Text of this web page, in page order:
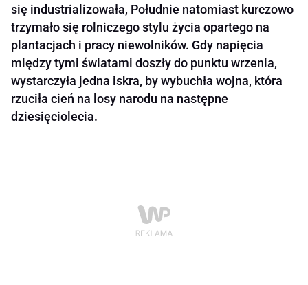
się industrializowała, Południe natomiast kurczowo
trzymało się rolniczego stylu życia opartego na
plantacjach i pracy niewolników. Gdy napięcia
między tymi światami doszły do punktu wrzenia,
wystarczyła jedna iskra, by wybuchła wojna, która
rzuciła cień na losy narodu na następne
dziesięciolecia.